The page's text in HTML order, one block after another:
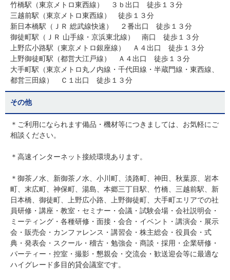
竹橋駅（東京メトロ東西線） ３ｂ出口 徒歩１３分
三越前駅（東京メトロ東西線） 徒歩１３分
新日本橋駅（ＪＲ 総武線快速） ２番出口 徒歩１３分
御徒町駅（ＪＲ 山手線・京浜東北線） 南口 徒歩１３分
上野広小路駅（東京メトロ銀座線） Ａ４出口 徒歩１３分
上野御徒町駅（都営大江戸線） Ａ４出口 徒歩１３分
大手町駅（東京メトロ丸ノ内線・千代田線・半蔵門線・東西線、
都営三田線） Ｃ１出口 徒歩１３分
その他
＊ご利用になられます備品・機材等につきましては、お気軽にご
相談ください。
＊高速インターネット接続環境あります。
＊御茶ノ水、新御茶ノ水、小川町、淡路町、神田、秋葉原、岩本
町、末広町、神保町、湯島、本郷三丁目駅、竹橋、三越前駅、新
日本橋、御徒町、上野広小路、上野御徒町、大手町エリアでの社
員研修・講座・教室・セミナー・会議・試験会場・会社説明会・
ミーティング・各種研修・面接・会合・イベント・講演会・展示
会・販売会・カンファレンス・講習会・株主総会・役員会・式
典・発表会・スクール・稽古・勉強会・商談・採用・企業研修・
パーティー・控室・撮影・懇親会・交流会・歓送迎会等に最適な
ハイグレード多目的貸会議室です。